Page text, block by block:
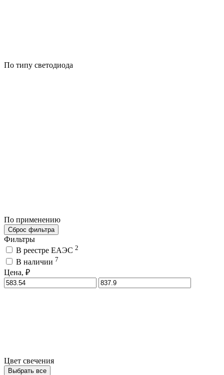
По типу светодиода
По применению
Сброс фильтра
Фильтры
В реестре ЕАЭС 2
В наличии 7
Цена, ₽
Цвет свечения
Выбрать все